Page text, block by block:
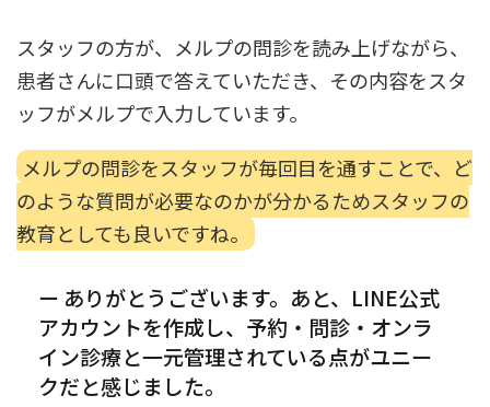
スタッフの方が、メルプの問診を読み上げながら、
患者さんに口頭で答えていただき、その内容をスタ
ッフがメルプで入力しています。
メルプの問診をスタッフが毎回目を通すことで、ど
のような質問が必要なのかが分かるためスタッフの
教育としても良いですね。
ー ありがとうございます。あと、LINE公式
アカウントを作成し、予約・問診・オンラ
イン診療と一元管理されている点がユニー
クだと感じました。